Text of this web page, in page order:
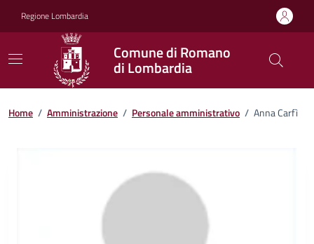
Regione Lombardia
Comune di Romano
di Lombardia
Home / Amministrazione / Personale amministrativo / Anna Carfì